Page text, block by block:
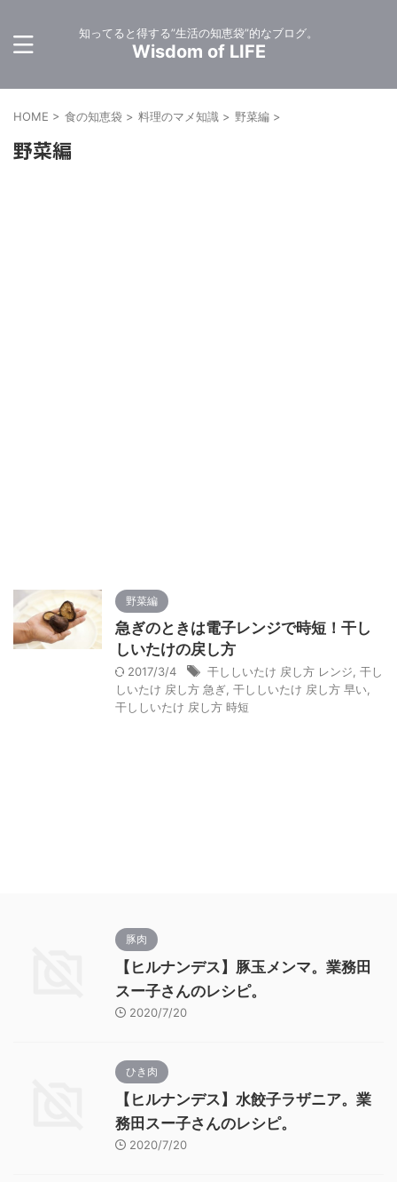
知ってると得する”生活の知恵袋”的なブログ。
Wisdom of LIFE
HOME > 食の知恵袋 > 料理のマメ知識 > 野菜編 >
野菜編
野菜編
急ぎのときは電子レンジで時短！干し
しいたけの戻し方
2017/3/4 干ししいたけ 戻し方 レンジ 干し
しいたけ 戻し方 急ぎ 干ししいたけ 戻し方 早い
干ししいたけ 戻し方 時短
豚肉
【ヒルナンデス】豚玉メンマ。業務田
スー子さんのレシピ。
2020/7/20
ひき肉
【ヒルナンデス】水餃子ラザニア。業
務田スー子さんのレシピ。
2020/7/20